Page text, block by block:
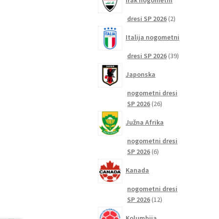
dresi SP 2026 22
Italija nogometni
dresi SP 2026 3939
Japonska
nogometni dresi
SP 2026 2626
Južna Afrika
nogometni dresi
SP 2026 66
Kanada
nogometni dresi
SP 2026 1212